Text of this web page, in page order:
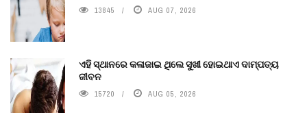
13845 AUG 07, 2026
ଏହି ସ୍ଥାନରେ କଳାଜାଇ ଥିଲେ ସୁଖୀ ହୋଇଥାଏ ଦାମ୍ପତ୍ୟ
ଜୀବନ
15720 AUG 05, 2026